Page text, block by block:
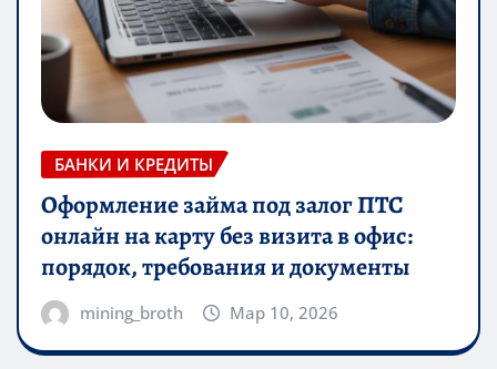
БАНКИ И КРЕДИТЫ
Оформление займа под залог ПТС
онлайн на карту без визита в офис:
порядок, требования и документы
mining_broth Мар 10, 2026